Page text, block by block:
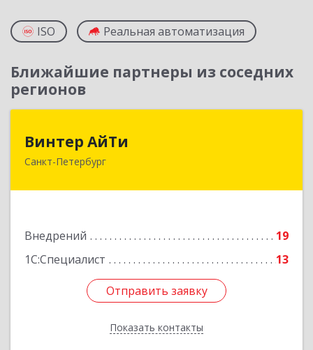
ISO Реальная автоматизация
Ближайшие партнеры из соседних
регионов
Винтер АйТи
Санкт-Петербург
Внедрений
19
1С:Специалист
13
Отправить заявку
Показать контакты
196142, Санкт-Петербург г, Пулковская ул, дом
Отправить заявку
Назад